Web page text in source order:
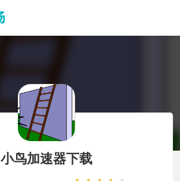
小鸟加速器下载